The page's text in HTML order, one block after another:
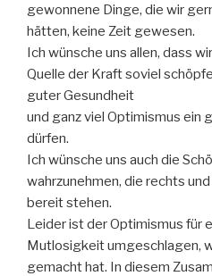
gewonnene Dinge, die wir
hätten, keine Zeit gewesen.
Ich wünsche uns allen, dass
Quelle der Kraft soviel
guter Gesundheit
und ganz viel Optimismus ein
dürfen.
Ich wünsche uns auch die
wahrzunehmen, die rechts
bereit stehen.
Leider ist der Optimismus für
Mutlosigkeit umgeschlagen,
gemacht hat. In diesem